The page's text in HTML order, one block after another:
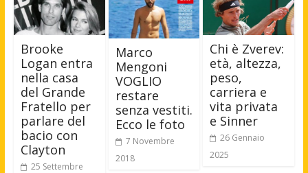
Brooke
Logan entra
nella casa
del Grande
Fratello per
parlare del
bacio con
Clayton
25 Settembre
Marco
Mengoni
VOGLIO
restare
senza vestiti.
Ecco le foto
7 Novembre
2018
Chi è Zverev:
età, altezza,
peso,
carriera e
vita privata
e Sinner
26 Gennaio
2025